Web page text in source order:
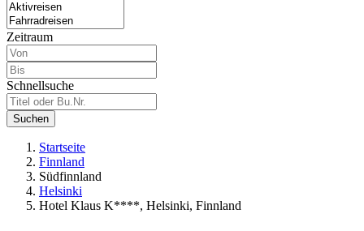
Zeitraum
Schnellsuche
Suchen
Startseite
Finnland
Südfinnland
Helsinki
Hotel Klaus K****, Helsinki, Finnland